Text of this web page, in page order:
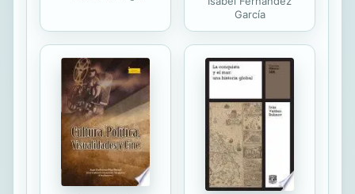
García